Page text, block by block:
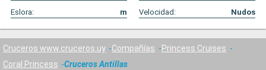
Eslora:
m Velocidad: Nudos
Cruceros www.cruceros.uy Compañías
Princess Cruises
Coral Princess
Cruceros Antillas